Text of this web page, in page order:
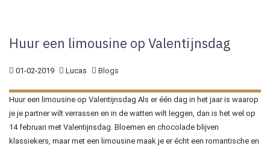
Huur een limousine op Valentijnsdag
01-02-2019 Lucas Blogs
Huur een limousine op Valentijnsdag Als er één dag in het jaar is waarop
je je partner wilt verrassen en in de watten wilt leggen, dan is het wel op
14 februari met Valentijnsdag. Bloemen en chocolade blijven
klassiekers, maar met een limousine maak je er écht een romantische en